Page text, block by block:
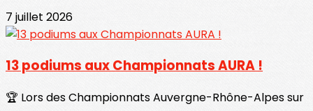
7 juillet 2026
13 podiums aux Championnats AURA !
🏆 Lors des Championnats Auvergne-Rhône-Alpes sur